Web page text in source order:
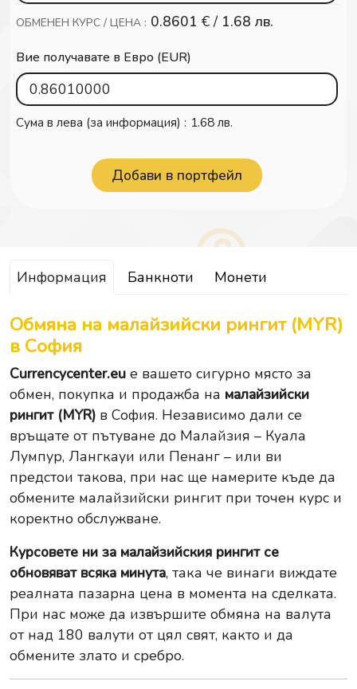
ОБМЕНЕН КУРС / ЦЕНА : 0.8601 € / 1.68 лв.
Вие получавате в Евро (EUR)
Сума в лева (за информация) : 1.68 лв.
Информация Банкноти Монети
Обмяна на малайзийски рингит (MYR)
в София
Currencycenter.eu е вашето сигурно място за
обмен, покупка и продажба на малайзийски
рингит (MYR) в София. Независимо дали се
връщате от пътуване до Малайзия – Куала
Лумпур, Лангкауи или Пенанг – или ви
предстои такова, при нас ще намерите къде да
обмените малайзийски рингит при точен курс и
коректно обслужване.
Курсовете ни за малайзийския рингит се
обновяват всяка минута, така че винаги виждате
реалната пазарна цена в момента на сделката.
При нас може да извършите обмяна на валута
от над 180 валути от цял свят, както и да
обмените злато и сребро.